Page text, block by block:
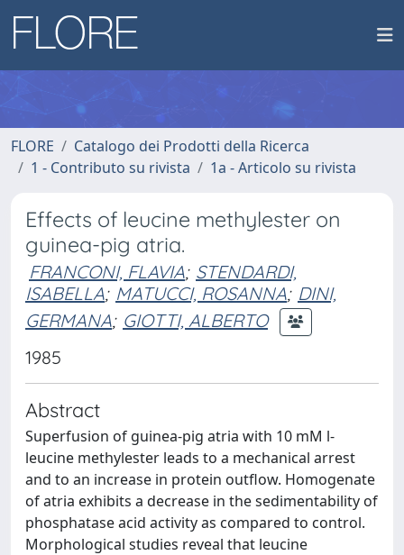
FLORE
Catalogo dei Prodotti della Ricerca
1 - Contributo su rivista
1a - Articolo su rivista
Effects of leucine methylester on
guinea-pig atria.
FRANCONI, FLAVIA; STENDARDI,
ISABELLA; MATUCCI, ROSANNA; DINI,
GERMANA; GIOTTI, ALBERTO
1985
Abstract
Superfusion of guinea-pig atria with 10 mM l-
leucine methylester leads to a mechanical arrest
and to an increase in protein outflow. Homogenate
of atria exhibits a decrease in the sedimentability of
phosphatase acid activity as compared to control.
Morphological studies reveal that leucine